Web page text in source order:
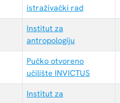
istraživački rad
Institut za
antropologiju
Pučko otvoreno
učilište INVICTUS
Institut za